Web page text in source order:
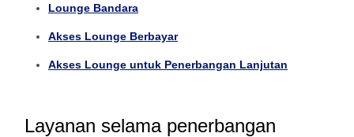
Lounge Bandara
Akses Lounge Berbayar
Akses Lounge untuk Penerbangan Lanjutan
Layanan selama penerbangan